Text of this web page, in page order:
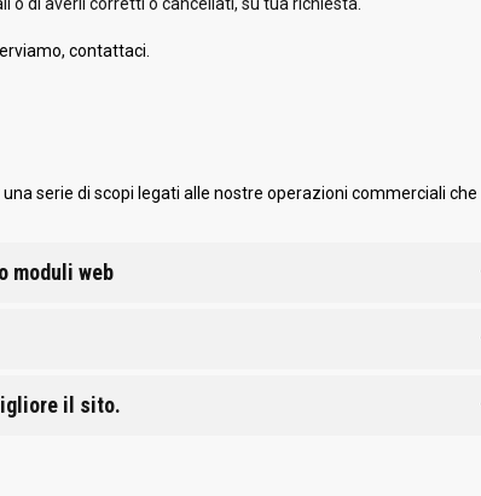
contattaci.
serie di scopi legati alle nostre operazioni commerciali che
moduli web
il sito.